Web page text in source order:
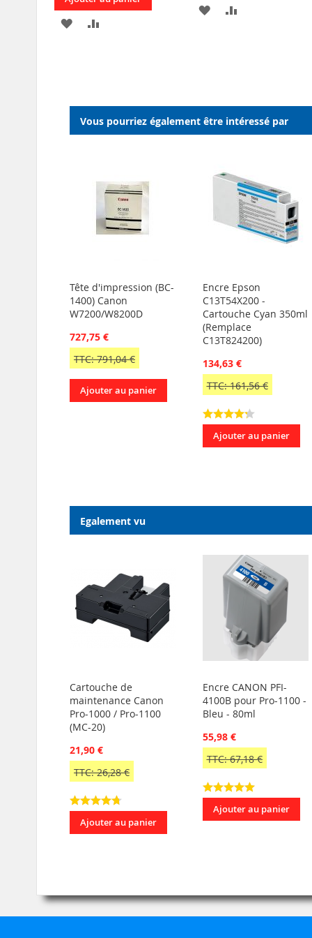
AJOUTER
D’ENVIE
AJOUTER
D’ENVIE
Vous pourriez également être intéressé par
Tête d'impression (BC-
1400) Canon
W7200/W8200D
727,75 €
TTC: 791,04 €
Ajouter au panier
Encre Epson
C13T54X200 -
Cartouche Cyan 350ml
(Remplace
C13T824200)
134,63 €
TTC: 161,56 €
Ajouter au panier
Egalement vu
Cartouche de
maintenance Canon
Pro-1000 / Pro-1100
(MC-20)
21,90 €
TTC: 26,28 €
Ajouter au panier
Encre CANON PFI-
4100B pour Pro-1100 -
Bleu - 80ml
55,98 €
TTC: 67,18 €
Ajouter au panier